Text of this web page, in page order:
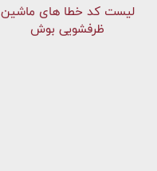
لیست کد خطا های ماشين
ظرفشویی بوش